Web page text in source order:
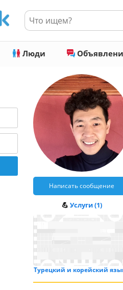
Люди
Написать сообщение
💪 Услуги (1)
Турецкий и корейский